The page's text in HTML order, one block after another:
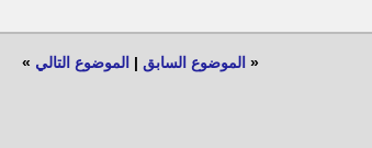
« الموضوع السابق | الموضوع التالي »